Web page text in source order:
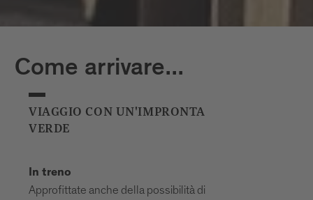
Come arrivare...
VIAGGIO CON UN'IMPRONTA
VERDE
In treno
Approfittate anche della possibilità di